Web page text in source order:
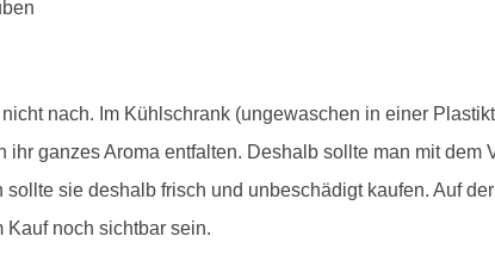
nach. Im Kühlschrank (ungewaschen in einer
ganzes Aroma entfalten. Deshalb sollte man mit dem
sie deshalb frisch und unbeschädigt kaufen. Auf
noch sichtbar sein.